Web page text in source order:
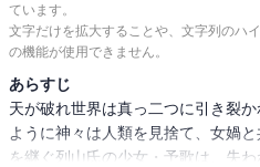
ています。
文字だけを拡大することや、文字列のハ
の機能が使用できません。
あらすじ
天が破れ世界は真っ二つに引き裂
ように神々は人類を見捨て、女媧
を継ぐ列山氏の少女・予歌は、失